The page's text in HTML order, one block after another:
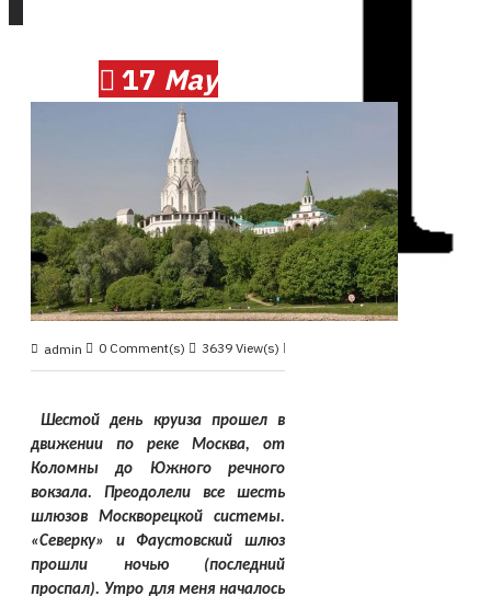
17 May
admin 0 Comment(s) 3639 View(s)
Шестой день круиза прошел в
движении по реке Москва, от
Коломны до Южного речного
вокзала. Преодолели все шесть
шлюзов Москворецкой системы.
«Северку» и Фаустовский шлюз
прошли ночью (последний
проспал). Утро для меня началось